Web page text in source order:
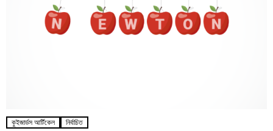
কুইজার্ডস আর্টিকেল নির্বাচিত